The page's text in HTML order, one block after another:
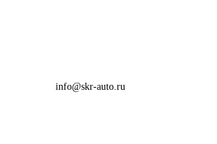
info@skr-auto.ru